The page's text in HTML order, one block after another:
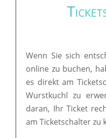
Wenn Sie sich
online zu buchen,
es direkt am
Wurstkuchl zu
daran, Ihr Ticket
am Ticketschalter zu